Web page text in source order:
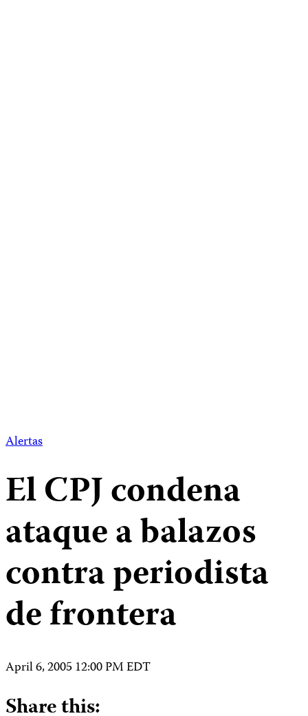
Alertas
El CPJ condena
ataque a balazos
contra periodista
de frontera
April 6, 2005 12:00 PM EDT
Share this: